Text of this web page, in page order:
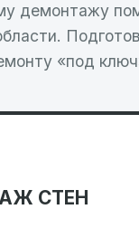
демонтажу
«под
СТЕН